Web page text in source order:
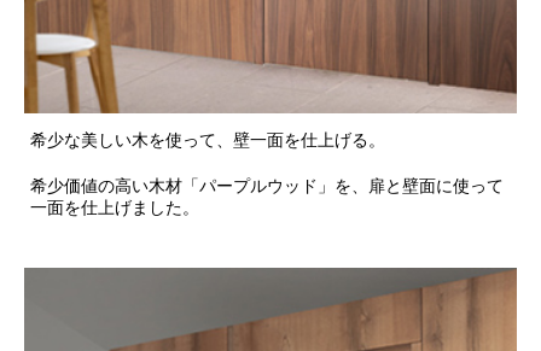
希少な美しい木を使って、壁一面を仕上げる。
希少価値の高い木材「パープルウッド」を、扉と壁面に使って
一面を仕上げました。